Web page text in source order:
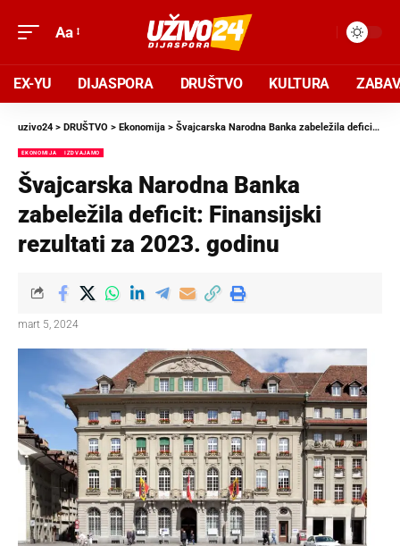
Aa
EX-YU DIJASPORA DRUŠTVO KULTURA
uzivo24 > DRUŠTVO > Ekonomija > Švajcarska Narodna Banka zabeležila deficit: Finansijski rezultati za 2023. godinu
EKONOMIJA IZDVAJAMO
Švajcarska Narodna Banka
zabeležila deficit: Finansijski
rezultati za 2023. godinu
mart 5, 2024